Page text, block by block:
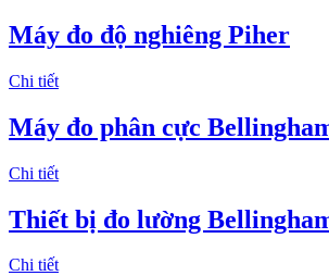
Máy đo độ nghiêng Piher
Chi tiết
Máy đo phân cực
Chi tiết
Thiết bị đo lường
Chi tiết